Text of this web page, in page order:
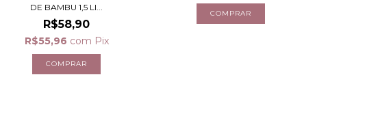
DE BAMBU 1,5 LI...
R$58,90
R$55,96 com Pix